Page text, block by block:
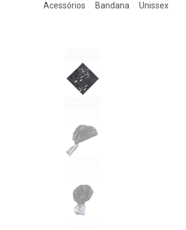
acessórios bandana unissex